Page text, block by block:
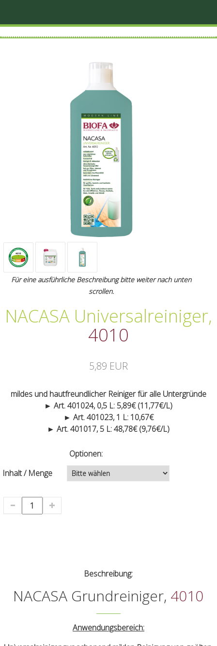
Für eine ausführliche Beschreibung bitte weiter nach unten
scrollen.
NACASA Universalreiniger,
4010
5,89 EUR
mildes und hautfreundlicher Reiniger für alle Untergründe
► Art. 401024, 0,5 L: 5,89€ (11,77€/L)
► Art. 401023, 1 L: 10,67€
► Art. 401017, 5 L: 48,78€ (9,76€/L)
Optionen:
Inhalt / Menge
Beschreibung:
NACASA Grundreiniger, 4010
Anwendungsbereich: